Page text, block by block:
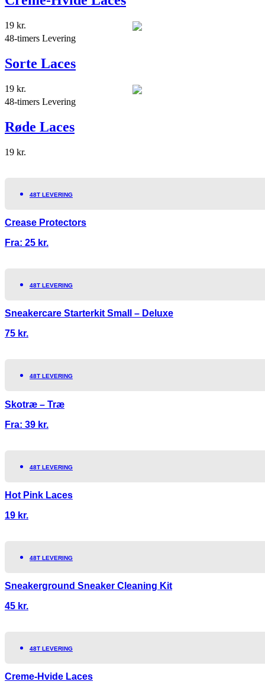
19 kr.
48-timers Levering
Sorte Laces
19 kr.
48-timers Levering
Røde Laces
19 kr.
48T LEVERING
Crease Protectors
Fra: 25 kr.
48T LEVERING
Sneakercare Starterkit Small – Deluxe
75 kr.
48T LEVERING
Skotræ – Træ
Fra: 39 kr.
48T LEVERING
Hot Pink Laces
19 kr.
48T LEVERING
Sneakerground Sneaker Cleaning Kit
45 kr.
48T LEVERING
Creme-Hvide Laces